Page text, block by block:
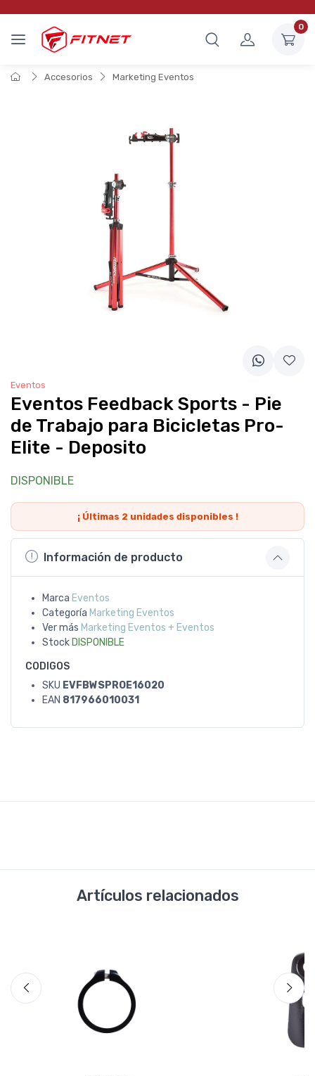
0
Accesorios Marketing Eventos
Eventos
Eventos Feedback Sports - Pie
de Trabajo para Bicicletas Pro-
Elite - Deposito
DISPONIBLE
¡ Últimas 2 unidades disponibles !
Información de producto
Marca Eventos
Categoría Marketing Eventos
Ver más Marketing Eventos + Eventos
Stock DISPONIBLE
CODIGOS
SKU EVFBWSPROE16020
EAN 817966010031
Artículos relacionados